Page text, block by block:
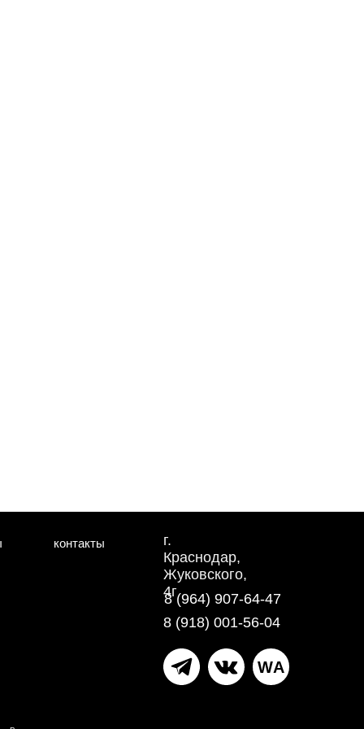
контакты
г.
Краснодар,
Жуковского,
4г
8 (918) 001-56-04
8 (964) 907-64-47
WA